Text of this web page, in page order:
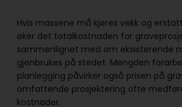
Hvis massene må kjøres vekk og
øker det totalkostnaden for
sammenlignet med om eksisterende
gjenbrukes på stedet. Mengden
planlegging påvirker også prisen på
omfattende prosjektering ofte
kostnader.